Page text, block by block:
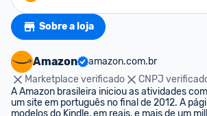
Sobre a loja
Amazon
amazon.com.br
Marketplace verificado
CNPJ
A Amazon brasileira iniciou as atividades
um site em português no final de 2012. A
modelos do Kindle, em reais, e mais de um